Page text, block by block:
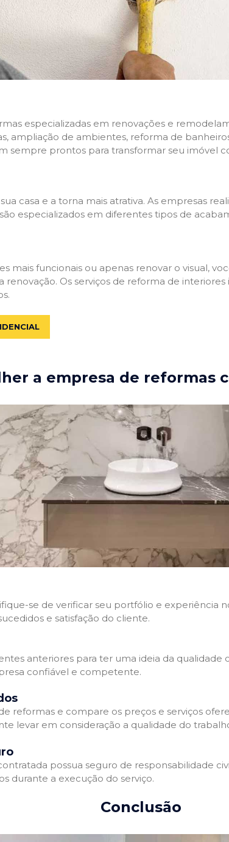
especializadas em renovações e
ampliação de ambientes, reforma de
sempre prontos para transformar seu imóvel
casa e a torna mais atrativa. As empresas
especializados em diferentes tipos de
mais funcionais ou apenas renovar o visual,
Os serviços de reforma de
a empresa de reformas
se de verificar seu portfólio e experiência
e satisfação do cliente.
anteriores para ter uma ideia da
confiável e competente.
reformas e compare os preços e serviços
levar em consideração a qualidade do
possua seguro de responsabilidade
durante a execução do serviço.
Conclusão